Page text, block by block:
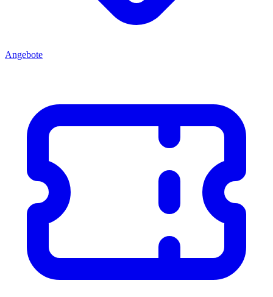
Angebote